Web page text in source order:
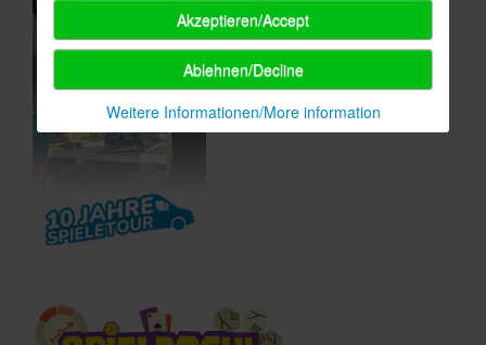
Akzeptieren/Accept
Ablehnen/Decline
Weitere Informationen/More information